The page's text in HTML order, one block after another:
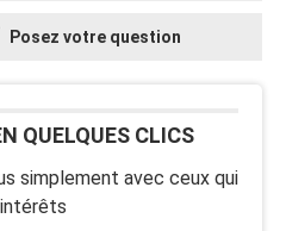
Posez votre question
QUELQUES CLICS
simplement avec ceux qui